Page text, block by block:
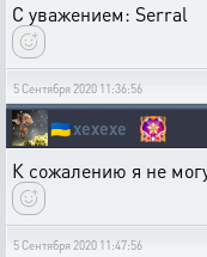
С уважением: Serral
5 Сентября 2020 11:36:56
🇺🇦xexexe
К сожалению я не
5 Сентября 2020 11:47:56